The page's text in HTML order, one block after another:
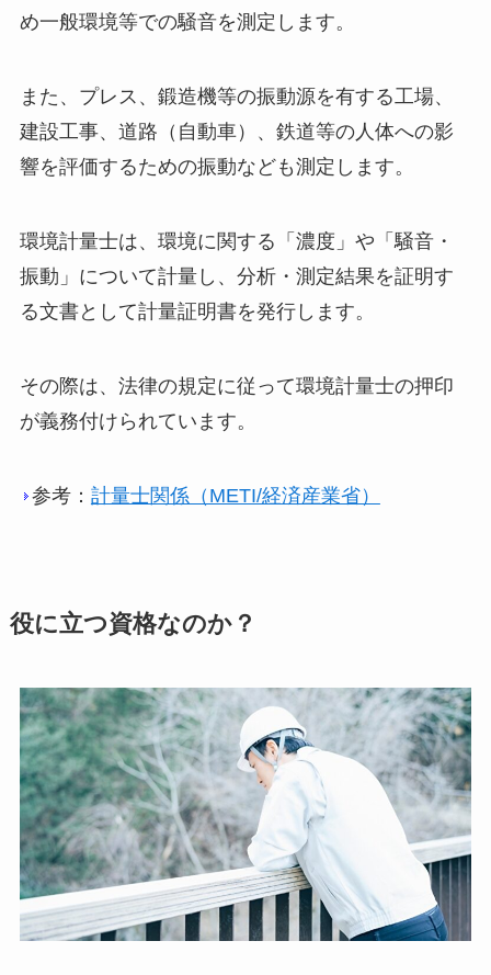
め一般環境等での騒音を測定します。
また、プレス、鍛造機等の振動源を有する工場、
建設工事、道路（自動車）、鉄道等の人体への影
響を評価するための振動なども測定します。
環境計量士は、環境に関する「濃度」や「騒音・
振動」について計量し、分析・測定結果を証明す
る文書として計量証明書を発行します。
その際は、法律の規定に従って環境計量士の押印
が義務付けられています。
参考： 計量士関係（METI/経済産業省）
役に立つ資格なのか？